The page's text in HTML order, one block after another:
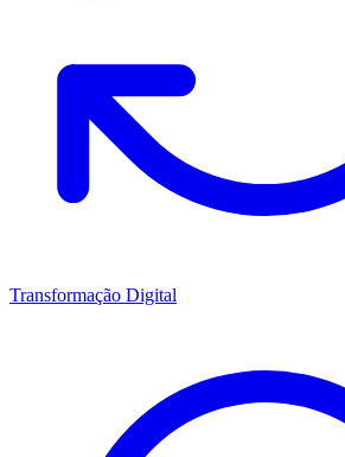
Transformação Digital